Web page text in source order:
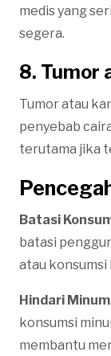
medis yang
segera.
8. Tumor
Tumor atau
penyebab
terutama jika
Batasi
batasi
atau konsumsi
Hindari
konsumsi
membantu